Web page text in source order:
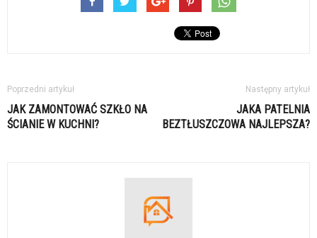
Poprzedni artykuł
JAK ZAMONTOWAĆ SZKŁO NA
ŚCIANIE W KUCHNI?
Następny artykuł
JAKA PATELNIA
BEZTŁUSZCZOWA NAJLEPSZA?